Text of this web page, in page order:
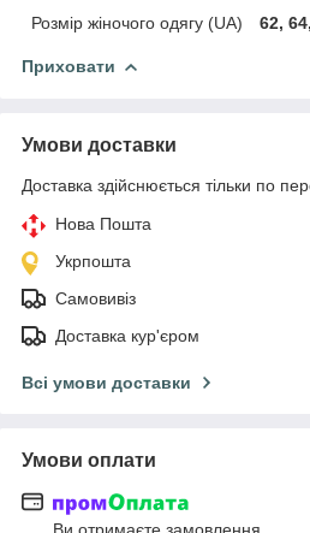
Розмір жіночого одягу (UA)
62,
Приховати
Умови доставки
Доставка здійснюється тільки по
Нова Пошта
Укрпошта
Самовивіз
Доставка кур'єром
Всі умови доставки
Умови оплати